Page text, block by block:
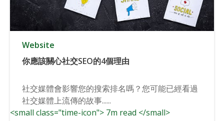
Website
你應該關心社交SEO的4個理由
社交媒體會影響您的搜索排名嗎？您可能已經看過
社交媒體上流傳的故事......
<small class="time-icon"> 7m read </small>